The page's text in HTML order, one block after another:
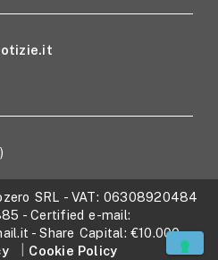
SRL - VAT: 06308920484
- Certified e-mail:
- Share Capital:€10.000
Cookie Policy